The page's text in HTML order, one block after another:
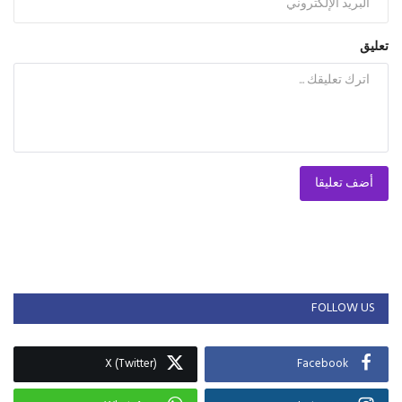
تعليق
أضف تعليقا
FOLLOW US
Facebook
X (Twitter)